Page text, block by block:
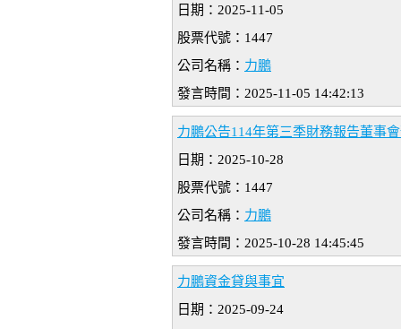
日期：2025-11-05
股票代號：1447
公司名稱： 力鵬
發言時間：2025-11-05 14:42:13
力鵬公告114年第三季財務報告董事
日期：2025-10-28
股票代號：1447
公司名稱： 力鵬
發言時間：2025-10-28 14:45:45
力鵬資金貸與事宜
日期：2025-09-24